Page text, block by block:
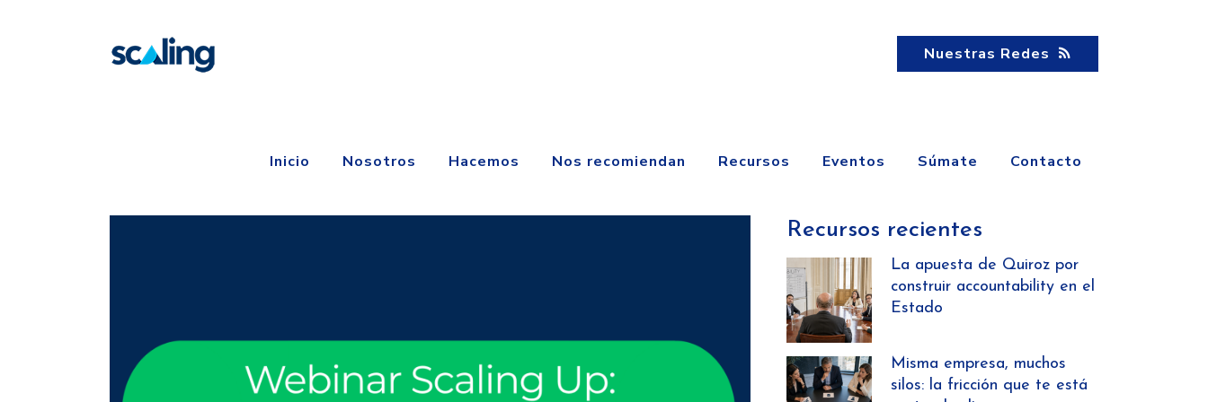
Nuestras Redes
Inicio Nosotros Hacemos Nos recomiendan Recursos Eventos Súmate Contacto
Recursos recientes
La apuesta de Quiroz por
construir accountability en el
Estado
Misma empresa, muchos
silos: la fricción que te está